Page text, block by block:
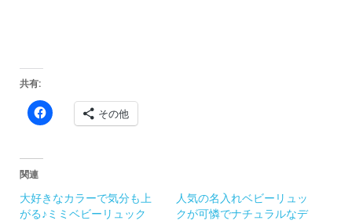
共有:
Facebook
で
ク
リ
ッ
その他
関連
大好きなカラーで気分も上
がる♪ミミベビーリュック
人気の名入れベビーリュッ
クが可憐でナチュラルなデ